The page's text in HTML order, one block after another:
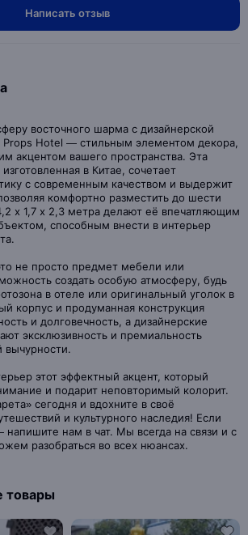
Написать отзыв
восточного шарма с дизайнерской
Props Hotel — стильным элементом декора,
акцентом вашего пространства. Эта
в Китае, сочетает
с современным качеством и выдержит
комфортно разместить до шести
х 1,7 х 2,3 метра делают её впечатляющим
способным внести в интерьер
не просто предмет мебели или
создать особую атмосферу, будь
в отеле или оригинальный уголок в
корпус и продуманная конструкция
и долговечность, а дизайнерские
эксклюзивность и премиальность
вычурности.
этот эффектный акцент, который
и подарит неповторимый колорит.
сегодня и вдохните в своё
и культурного наследия! Если
нам в чат. Мы всегда на связи и с
разобраться во всех нюансах.
товары